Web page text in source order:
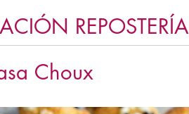
REPOSTERÍA
Choux